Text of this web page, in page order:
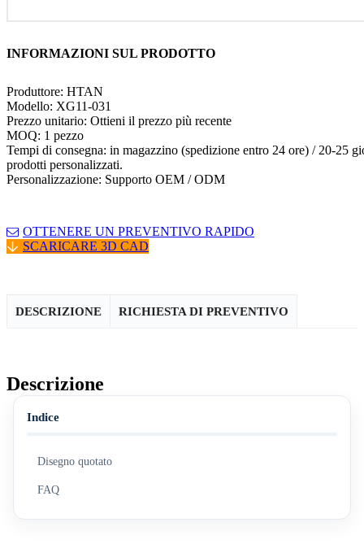
INFORMAZIONI SUL PRODOTTO
Produttore: HTAN
Modello: XG11-031
Prezzo unitario: Ottieni il prezzo più recente
MOQ: 1 pezzo
Tempi di consegna: in magazzino (spedizione entro 24 ore) / 20-25
prodotti personalizzati.
Personalizzazione: Supporto OEM / ODM
OTTENERE UN PREVENTIVO RAPIDO
SCARICARE 3D CAD
DESCRIZIONE RICHIESTA DI PREVENTIVO
Descrizione
Indice
Disegno quotato
FAQ